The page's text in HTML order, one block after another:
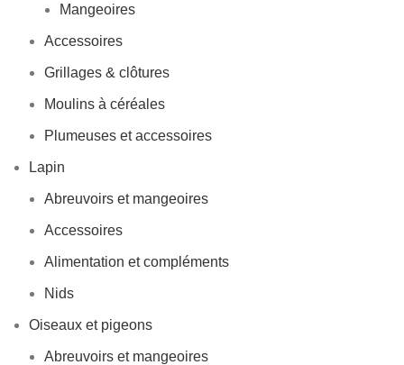
Mangeoires
Accessoires
Grillages & clôtures
Moulins à céréales
Plumeuses et accessoires
Lapin
Abreuvoirs et mangeoires
Accessoires
Alimentation et compléments
Nids
Oiseaux et pigeons
Abreuvoirs et mangeoires